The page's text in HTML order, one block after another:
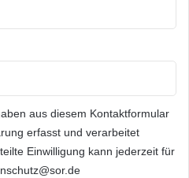
aus diesem Kontaktformular
erfasst und verarbeitet
Einwilligung kann jederzeit für